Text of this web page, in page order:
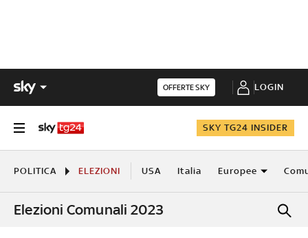
OFFERTE SKY LOGIN
SKY TG24 INSIDER
POLITICA ELEZIONI USA Italia Europee
Elezioni Comunali 2023